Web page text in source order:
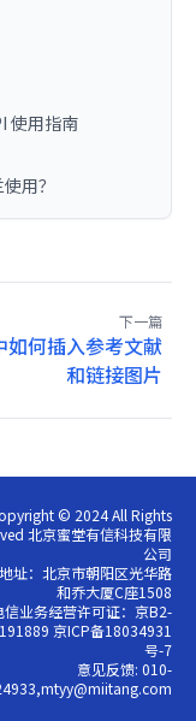
使用指南
用？
下一篇
如何插入参考文献
和链接图片
© 2024 All Rights
北京蜜堂有信科技有限
公司
址：北京市朝阳区光华路
和乔大厦C座1508
信业务经营许可证：京B2-
京ICP备18034931
号-7
意见反馈: 010-